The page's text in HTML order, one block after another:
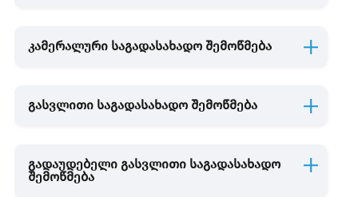
კამერალური საგადასახადო შემოწმება
გასვლითი საგადასახადო შემოწმება
გადაუდებელი გასვლითი საგადასახადო
შემოწმება